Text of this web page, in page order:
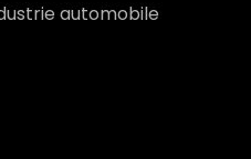
automobile